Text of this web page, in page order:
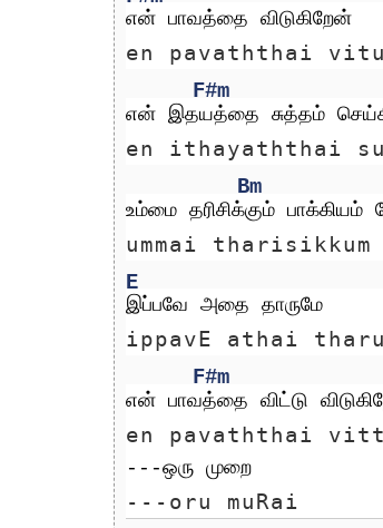
என் பாவத்தை விடுகிறேன்
en pavaththai
F#m
என் இதயத்தை சுத்தம்
en ithayaththai
Bm
உம்மை தரிசிக்கும் பாக்கியம்
ummai tharisikkum
E
இப்பவே அதை தாருமே
ippavE athai
F#m
என் பாவத்தை விட்டு
en pavaththai
---ஒரு முறை
---oru muRai